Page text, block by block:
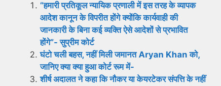
“हमारी प्रतिकूल न्यायिक प्रणाली में इस तरह के व्यापक
आदेश कानून के विपरीत होंगे क्योंकि कार्यवाही की
जानकारी के बिना कई व्यक्ति ऐसे आदेशों से प्रभावित
होंगे”- सुप्रीम कोर्ट
घंटो चली बहस, नहीं मिली जमानत Aryan Khan को,
जानिए क्या क्या हुआ कोर्ट रूम में-
शीर्ष अदालत ने कहा कि नौकर या केयरटेकर संपत्ति के नहीं